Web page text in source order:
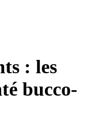
: les
bucco-